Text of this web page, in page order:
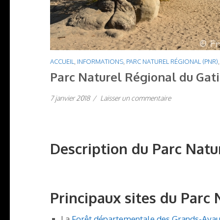
ACCUEIL INFORMATIONS PARC NATUREL RÉGIONAL (PNR)
Parc Naturel Régional du
7 janvier 2018 / Laisser un commentaire
Description du Parc
Principaux sites du